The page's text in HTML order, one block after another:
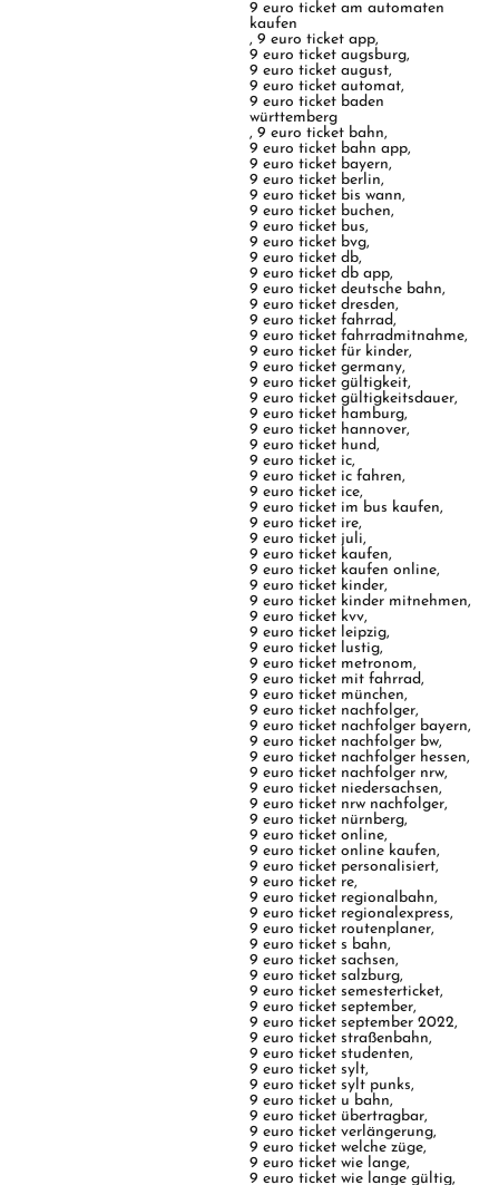
9 euro ticket am automaten
kaufen
,9 euro ticket app,
9 euro ticket augsburg,
9 euro ticket august,
9 euro ticket automat,
9 euro ticket baden
württemberg
,9 euro ticket bahn,
9 euro ticket bahn app,
9 euro ticket bayern,
9 euro ticket berlin,
9 euro ticket bis wann,
9 euro ticket buchen,
9 euro ticket bus,
9 euro ticket bvg,
9 euro ticket db,
9 euro ticket db app,
9 euro ticket deutsche bahn,
9 euro ticket dresden,
9 euro ticket fahrrad,
9 euro ticket fahrradmitnahme,
9 euro ticket für kinder,
9 euro ticket germany,
9 euro ticket gültigkeit,
9 euro ticket gültigkeitsdauer,
9 euro ticket hamburg,
9 euro ticket hannover,
9 euro ticket hund,
9 euro ticket ic,
9 euro ticket ic fahren,
9 euro ticket ice,
9 euro ticket im bus kaufen,
9 euro ticket ire,
9 euro ticket juli,
9 euro ticket kaufen,
9 euro ticket kaufen online,
9 euro ticket kinder,
9 euro ticket kinder mitnehmen,
9 euro ticket kvv,
9 euro ticket leipzig,
9 euro ticket lustig,
9 euro ticket metronom,
9 euro ticket mit fahrrad,
9 euro ticket münchen,
9 euro ticket nachfolger,
9 euro ticket nachfolger bayern,
9 euro ticket nachfolger bw,
9 euro ticket nachfolger hessen,
9 euro ticket nachfolger nrw,
9 euro ticket niedersachsen,
9 euro ticket nrw nachfolger,
9 euro ticket nürnberg,
9 euro ticket online,
9 euro ticket online kaufen,
9 euro ticket personalisiert,
9 euro ticket re,
9 euro ticket regionalbahn,
9 euro ticket regionalexpress,
9 euro ticket routenplaner,
9 euro ticket s bahn,
9 euro ticket sachsen,
9 euro ticket salzburg,
9 euro ticket semesterticket,
9 euro ticket september,
9 euro ticket september 2022,
9 euro ticket straßenbahn,
9 euro ticket studenten,
9 euro ticket sylt,
9 euro ticket sylt punks,
9 euro ticket u bahn,
9 euro ticket übertragbar,
9 euro ticket verlängerung,
9 euro ticket welche züge,
9 euro ticket wie lange,
9 euro ticket wie lange gültig,